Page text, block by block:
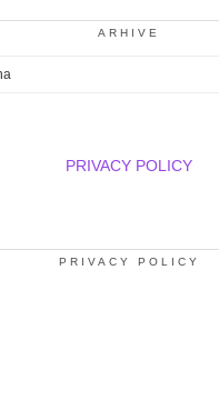
ARHIVE
PRIVACY POLICY
PRIVACY POLICY